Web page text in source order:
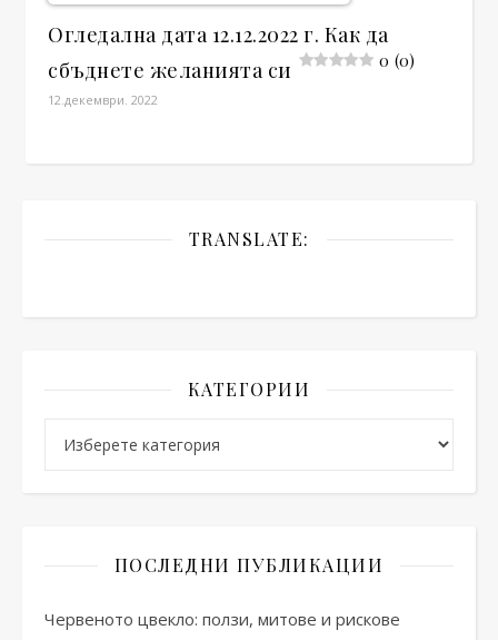
Огледална дата 12.12.2022 г. Как да
сбъднете желанията си
0 (0)
12.декември. 2022
TRANSLATE:
КАТЕГОРИИ
ПОСЛЕДНИ ПУБЛИКАЦИИ
Червеното цвекло: ползи, митове и рискове